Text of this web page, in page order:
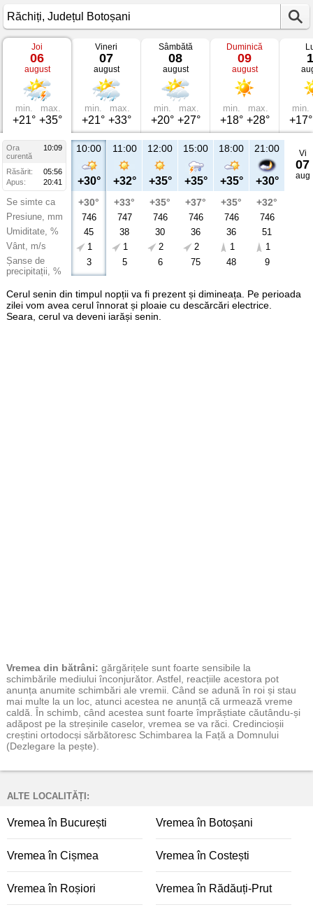
Vremea
Răchiți
Județul
Botoșani
Joi
06
august
min.
+21°
max.
+35°
Vineri
07
august
min.
+21°
max.
+33°
Sâmbătă
08
august
min.
+20°
max.
+27°
Duminică
09
august
min.
+18°
max.
+28°
min.
+17°
Ora
10:09
curentă
Răsărit:
05:56
Apus:
20:41
Se simte ca
Presiune, mm
Umiditate, %
Vânt, m/s
Șanse de
precipitații, %
10:00
+30°
+30°
746
45
1
3
11:00
+32°
+33°
747
38
1
5
12:00
+35°
+35°
746
30
2
6
15:00
+35°
+37°
746
36
2
75
18:00
+35°
+35°
746
36
1
48
21:00
+30°
+32°
746
51
1
9
Vi
07
aug
Cerul senin din timpul nopții va fi prezent și dimineața. Pe perioada
zilei vom avea cerul înnorat și ploaie cu descărcări electrice.
Seara, cerul va deveni iarăși senin.
Vremea din bătrâni: gărgărițele sunt foarte sensibile la
schimbările mediului înconjurător. Astfel, reacțiile acestora pot
anunța anumite schimbări ale vremii. Când se adună în roi și stau
mai multe la un loc, atunci acestea ne anunță că urmează vreme
caldă. În schimb, când acestea sunt foarte împrăștiate căutându-și
adăpost pe la streșinile caselor, vremea se va răci. Credincioșii
creștini ortodocși sărbătoresc Schimbarea la Față a Domnului
(Dezlegare la pește).
ALTE LOCALITĂȚI:
Vremea în București Vremea în Botoșani
Vremea în Cișmea Vremea în Costești
Vremea în Roșiori Vremea în Rădăuți-Prut